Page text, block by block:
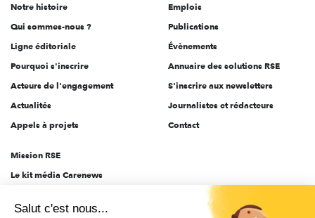
l'engagement
Notre histoire
Qui sommes-nous ?
Ligne éditoriale
Pourquoi s'inscrire
Acteurs de l'engagement
Actualités
Appels à projets
Emplois
Publications
Évènements
Annuaire des solutions RSE
S'inscrire aux newsletters
Journalistes et rédacteurs
Contact
Mission RSE
Le kit média Carenews
AEF info
Salut c'est nous...